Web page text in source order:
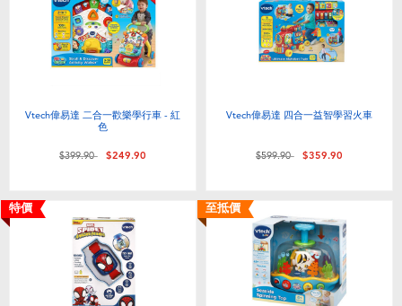
電池
Vtech偉易達 二合一歡樂學行車 - 紅
色
價格從
$399.90至$249.90
Vtech偉易達 四合一益智學習火車
價格從
$599.90至$359.90
特價 至抵價